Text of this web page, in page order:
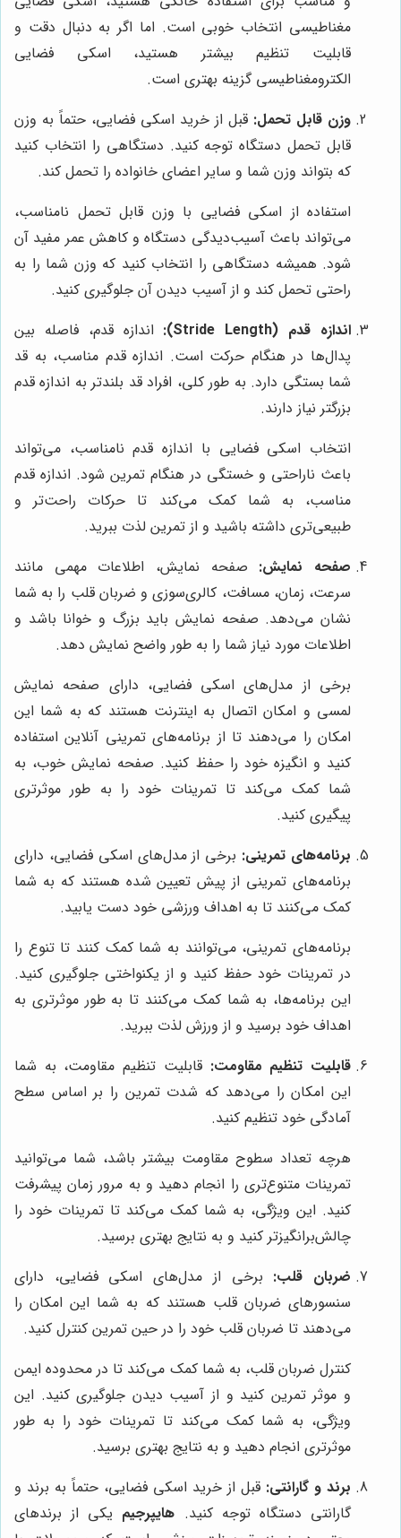
مغناطیسی انتخاب خوبی است. اما اگر به دنبال دقت و
قابلیت تنظیم بیشتر هستید، اسکی فضایی
الکترومغناطیسی گزینه بهتری است.
وزن قابل تحمل: قبل از خرید اسکی فضایی، حتماً به وزن
قابل تحمل دستگاه توجه کنید. دستگاهی را انتخاب کنید
که بتواند وزن شما و سایر اعضای خانواده را تحمل کند.
استفاده از اسکی فضایی با وزن قابل تحمل نامناسب،
می‌تواند باعث آسیب‌دیدگی دستگاه و کاهش عمر مفید آن
شود. همیشه دستگاهی را انتخاب کنید که وزن شما را به
راحتی تحمل کند و از آسیب دیدن آن جلوگیری کنید.
اندازه قدم (Stride Length):
اندازه قدم، فاصله بین
پدال‌ها در هنگام حرکت است. اندازه قدم مناسب، به قد
شما بستگی دارد. به طور کلی، افراد قد بلندتر به اندازه قدم
بزرگتر نیاز دارند.
انتخاب اسکی فضایی با اندازه قدم نامناسب، می‌تواند
باعث ناراحتی و خستگی در هنگام تمرین شود. اندازه قدم
مناسب، به شما کمک می‌کند تا حرکات راحت‌تر و
طبیعی‌تری داشته باشید و از تمرین لذت ببرید.
صفحه نمایش: صفحه نمایش، اطلاعات مهمی مانند
سرعت، زمان، مسافت، کالری‌سوزی و ضربان قلب را به شما
نشان می‌دهد. صفحه نمایش باید بزرگ و خوانا باشد و
اطلاعات مورد نیاز شما را به طور واضح نمایش دهد.
برخی از مدل‌های اسکی فضایی، دارای صفحه نمایش
لمسی و امکان اتصال به اینترنت هستند که به شما این
امکان را می‌دهند تا از برنامه‌های تمرینی آنلاین استفاده
کنید و انگیزه خود را حفظ کنید. صفحه نمایش خوب، به
شما کمک می‌کند تا تمرینات خود را به طور موثرتری
پیگیری کنید.
برنامه‌های تمرینی: برخی از مدل‌های اسکی فضایی، دارای
برنامه‌های تمرینی از پیش تعیین شده هستند که به شما
کمک می‌کنند تا به اهداف ورزشی خود دست یابید.
برنامه‌های تمرینی، می‌توانند به شما کمک کنند تا تنوع را
در تمرینات خود حفظ کنید و از یکنواختی جلوگیری کنید.
این برنامه‌ها، به شما کمک می‌کنند تا به طور موثرتری به
اهداف خود برسید و از ورزش لذت ببرید.
قابلیت تنظیم مقاومت: قابلیت تنظیم مقاومت، به شما
این امکان را می‌دهد که شدت تمرین را بر اساس سطح
آمادگی خود تنظیم کنید.
هرچه تعداد سطوح مقاومت بیشتر باشد، شما می‌توانید
تمرینات متنوع‌تری را انجام دهید و به مرور زمان پیشرفت
کنید. این ویژگی، به شما کمک می‌کند تا تمرینات خود را
چالش‌برانگیزتر کنید و به نتایج بهتری برسید.
ضربان قلب: برخی از مدل‌های اسکی فضایی، دارای
سنسورهای ضربان قلب هستند که به شما این امکان را
می‌دهند تا ضربان قلب خود را در حین تمرین کنترل کنید.
کنترل ضربان قلب، به شما کمک می‌کند تا در محدوده ایمن
و موثر تمرین کنید و از آسیب دیدن جلوگیری کنید. این
ویژگی، به شما کمک می‌کند تا تمرینات خود را به طور
موثرتری انجام دهید و به نتایج بهتری برسید.
برند و گارانتی: قبل از خرید اسکی فضایی، حتماً به برند و
گارانتی دستگاه توجه کنید. هایپرجیم یکی از برندهای